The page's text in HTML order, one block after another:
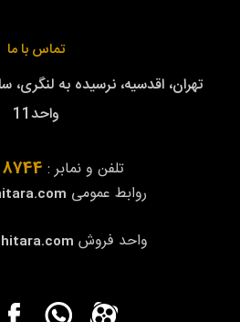
تماس با ما
واحد11
تلفن و نمابر : 8744
روابط عمومی
واحد فروش